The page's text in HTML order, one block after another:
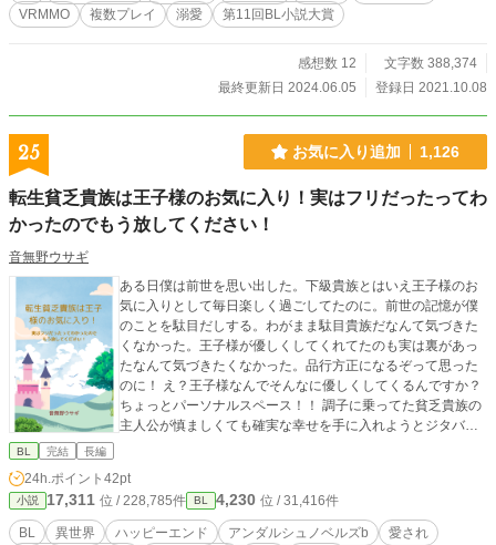
れて。 騙されてプレイすることになった中華風VRゲーム？と
現実を行き来しながらゲーム内覇者を目指す、筋肉だらけの
ル路線の筋肉祭りですがエロス多め。R18シーンは話タイト
ルの前に『●』が付きます。
VRMMO
複数プレイ 溺愛 第11回BL小説大賞
感想数 12
文字数 388,374
最終更新日 2024.06.05
登録日 2021.10.08
25 お気に入り追加 1,126
転生貧乏貴族は王子様のお気に入り！実はフリだったってわ
かったのでもう放してください！
音無野ウサギ
ある日僕は前世を思い出した。下級貴族とはいえ王子様のお
気に入りとして毎日楽しく過ごしてたのに。前世の記憶が僕
のことを駄目だしする。わがまま駄目貴族だなんて気づきた
くなかった。王子様が優しくしてくれてたのも実は裏があっ
たなんて気づきたくなかった。品行方正になるぞって思った
のに！ え？王子様なんでそんなに優しくしてくるんですか？
ちょっとパーソナルスペース！！ 調子に乗ってた貧乏貴族の
主人公が慎ましくても確実な幸せを手に入れようとジタバタ
https://www.alphapolis.co.jp/novel/263032221/347838152
BL 完結 長編
24h.ポイント 42pt
小説 17,311 位 / 228,785件 BL 4,230 位 / 31,416件
BL 異世界 ハッピーエンド アンダルシュノベルズb
愛され